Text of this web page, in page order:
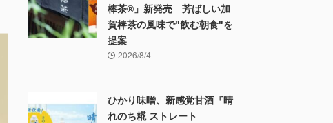
棒茶®」新発売 芳ばしい加
賀棒茶の風味で"飲む朝食"を
提案
2026/8/4
ひかり味噌、新感覚甘酒『晴
れのち糀 ストレート